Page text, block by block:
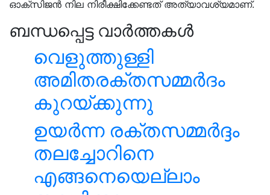
ഓക്സിജൻ നില നിരീക്ഷിക്കേണ്ടത് അത്യാവശ്യമാണ്.
ബന്ധപ്പെട്ട വാർത്തകൾ
വെളുത്തുള്ളി
അമിതരക്തസമ്മര്‍ദം
കുറയ്ക്കുന്നു
ഉയർന്ന രക്തസമ്മർദ്ദം
തലച്ചോറിനെ
എങ്ങനെയെല്ലാം